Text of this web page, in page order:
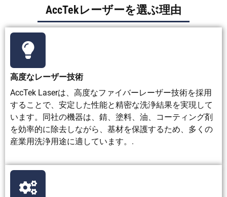
CNCシス
テム、生
産ライン
との統合
り扱いと
粉塵対策
はより複
が、大型
部品には
柔軟性に
の供給管理
が必要とな
る。
雑
な
形
状
の
ー
ン
しやすい
表面、
角、溶接
部、金型
などに適
は適して
います
が、狭い
場所では
不均一に
全に浸漬
された小
型で複雑
な部品に
に適してい
ますが、深
くて狭い隙
間には難し
AccTekレーザーを選ぶ理由
高度なレーザー技術
AccTek Laserは、高度なファイバーレーザー技術を採用
することで、安定した性能と精密な洗浄結果を実現して
います。同社の機器は、錆、塗料、油、コーティング剤
を効率的に除去しながら、基材を保護するため、多くの
産業用洗浄用途に適しています。.